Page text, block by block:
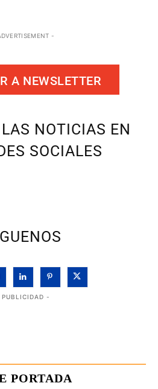
-
A NEWSLETTER
NOTICIAS EN
SOCIALES
-
PORTADA